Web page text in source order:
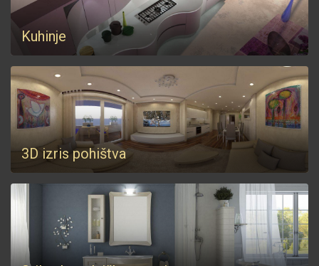
Kuhinje
3D izris pohištva